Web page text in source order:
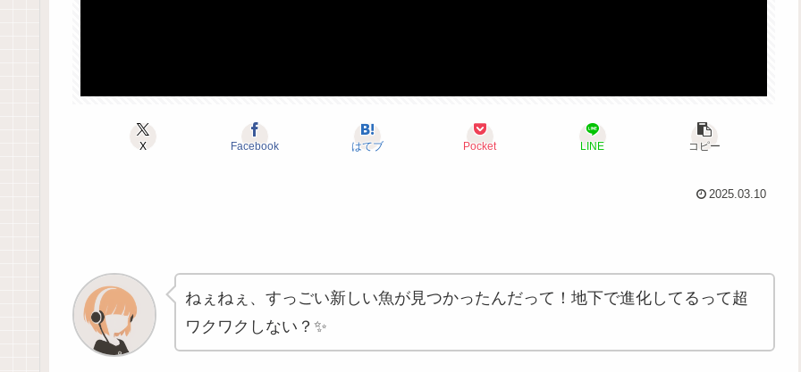
X Facebook はてブ Pocket LINE コピー
2025.03.10
ねぇねぇ、すっごい新しい魚が見つかったんだって！地下で進化してるって超
ワクワクしない？✨